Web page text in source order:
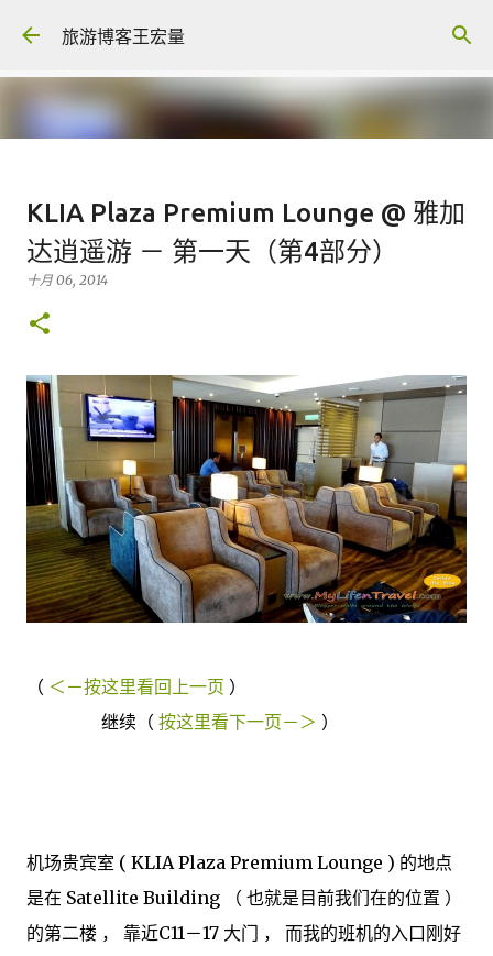
旅游博客王宏量
各大电脑专家公认最强的 -- Dual
screen Laptop
八月 06, 2026 FACEBOOK POST
KLIA Plaza Premium Lounge @ 雅加
达逍遥游 － 第一天（第4部分）
十月 06, 2014
（ ＜－按这里看回上一页 ）
继续（ 按这里看下一页－＞ ）
机场贵宾室 ( KLIA Plaza Premium Lounge ) 的地点
是在 Satellite Building （ 也就是目前我们在的位置 ）
的第二楼 ， 靠近C11－17 大门 ， 而我的班机的入口刚好